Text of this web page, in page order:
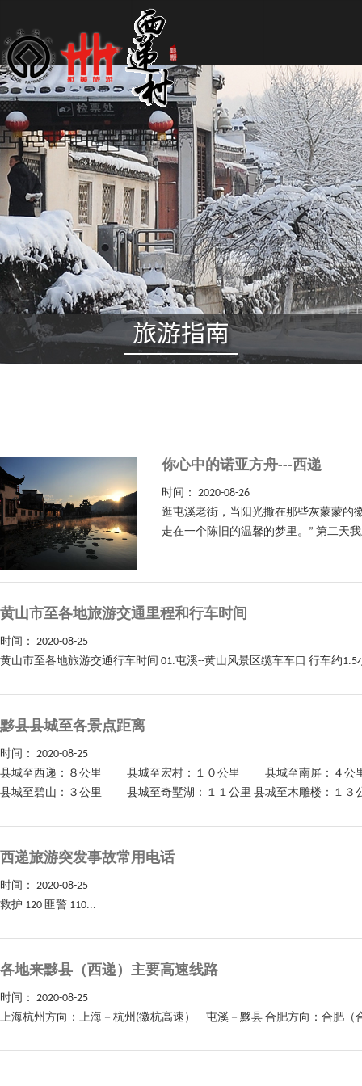
你心中的诺亚方舟---西递
时间： 2020-08-26
逛屯溪老街，当阳光撒在那些灰蒙蒙的
走在一个陈旧的温馨的梦里。” 第二天
黄山市至各地旅游交通里程和行车时间
时间： 2020-08-25
黄山市至各地旅游交通行车时间 01.屯溪--黄山风景区缆车车口 行车约
黟县县城至各景点距离
时间： 2020-08-25
县城至西递：８公里 县城至宏村：１０公里 县城至南屏：
县城至碧山：３公里 县城至奇墅湖：１１公里 县城至木雕楼：
西递旅游突发事故常用电话
时间： 2020-08-25
救护 120 匪警 110...
各地来黟县（西递）主要高速线路
时间： 2020-08-25
上海杭州方向：上海－杭州(徽杭高速）—屯溪－黟县 合肥方向：合肥